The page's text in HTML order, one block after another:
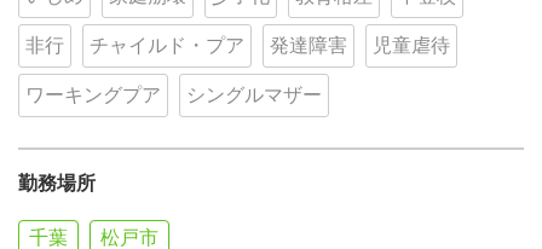
非行 チャイルド・プア 発達障害 児童虐待
ワーキングプア シングルマザー
勤務場所
千葉 松戸市